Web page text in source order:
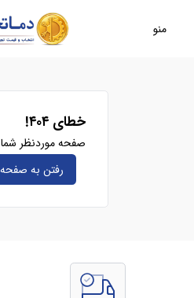
منو
خطای ۴۰۴!
صفحه موردنظر
رفتن به